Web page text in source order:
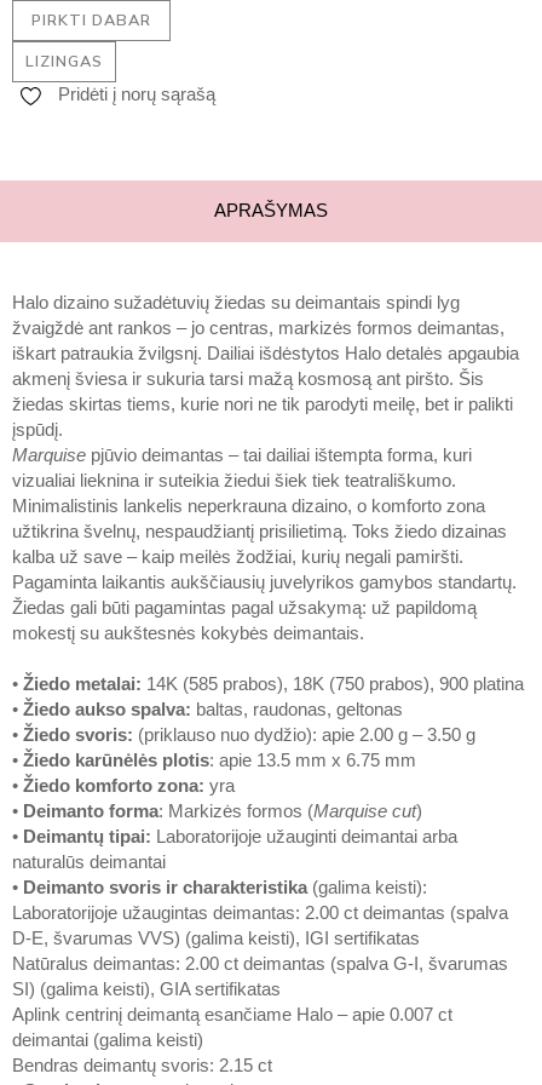
PIRKTI DABAR
LIZINGAS
Pridėti į norų sąrašą
APRAŠYMAS
Halo dizaino sužadėtuvių žiedas su deimantais spindi lyg
žvaigždė ant rankos – jo centras, markizės formos deimantas,
iškart patraukia žvilgsnį. Dailiai išdėstytos Halo detalės apgaubia
akmenį šviesa ir sukuria tarsi mažą kosmosą ant piršto. Šis
žiedas skirtas tiems, kurie nori ne tik parodyti meilę, bet ir palikti
įspūdį.
Marquise pjūvio deimantas – tai dailiai ištempta forma, kuri
vizualiai lieknina ir suteikia žiedui šiek tiek teatrališkumo.
Minimalistinis lankelis neperkrauna dizaino, o komforto zona
užtikrina švelnų, nespaudžiantį prisilietimą. Toks žiedo dizainas
kalba už save – kaip meilės žodžiai, kurių negali pamiršti.
Pagaminta laikantis aukščiausių juvelyrikos gamybos standartų.
Žiedas gali būti pagamintas pagal užsakymą: už papildomą
mokestį su aukštesnės kokybės deimantais.
• Žiedo metalai: 14K (585 prabos), 18K (750 prabos), 900 platina
• Žiedo aukso spalva: baltas, raudonas, geltonas
• Žiedo svoris: (priklauso nuo dydžio): apie 2.00 g – 3.50 g
• Žiedo karūnėlės plotis: apie 13.5 mm x 6.75 mm
• Žiedo komforto zona: yra
• Deimanto forma: Markizės formos (Marquise cut)
• Deimantų tipai: Laboratorijoje užauginti deimantai arba
naturalūs deimantai
• Deimanto svoris ir charakteristika (galima keisti):
Laboratorijoje užaugintas deimantas: 2.00 ct deimantas (spalva
D-E, švarumas VVS) (galima keisti), IGI sertifikatas
Natūralus deimantas: 2.00 ct deimantas (spalva G-I, švarumas
SI) (galima keisti), GIA sertifikatas
Aplink centrinį deimantą esančiame Halo – apie 0.007 ct
deimantai (galima keisti)
Bendras deimantų svoris: 2.15 ct